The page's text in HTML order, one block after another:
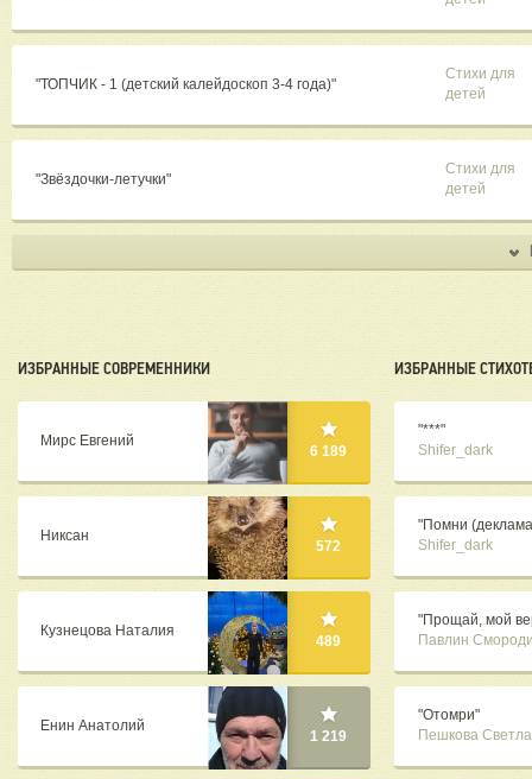
"ТОПЧИК - 1 (детский калейдоскоп 3-4 года)"
Стихи для
детей
"Звёздочки-летучки"
Стихи для
детей
ИЗБРАННЫЕ СОВРЕМЕННИКИ
Мирс Евгений
6 189
Никсан
572
Кузнецова Наталия
489
Енин Анатолий
1 219
ИЗБРАННЫЕ
"***"
Shifer_dark
"Помни
Shifer_dark
"Прощай, мой
Павлин
"Отомри"
Пешкова